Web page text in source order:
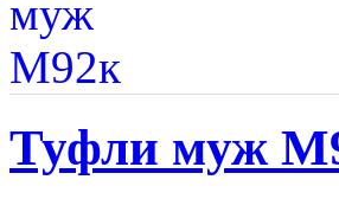
Туфли муж